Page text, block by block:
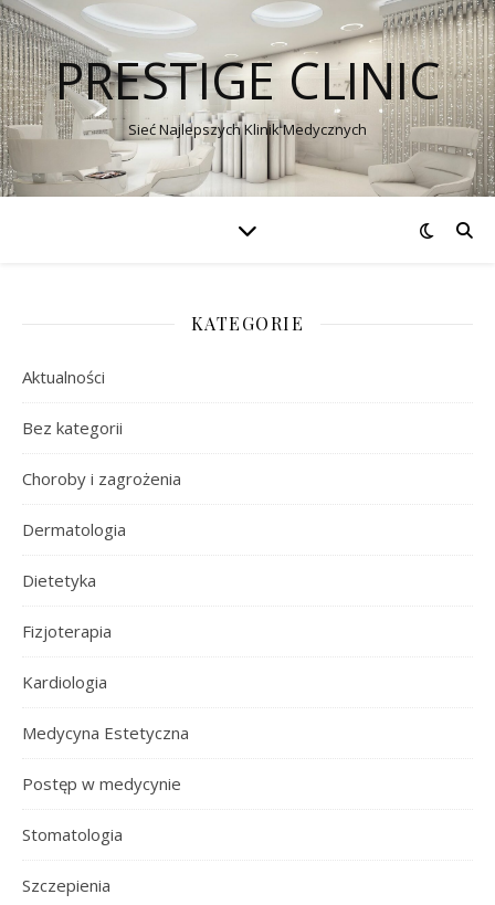
PRESTIGE CLINIC
Sieć Najlepszych Klinik Medycznych
KATEGORIE
Aktualności
Bez kategorii
Choroby i zagrożenia
Dermatologia
Dietetyka
Fizjoterapia
Kardiologia
Medycyna Estetyczna
Postęp w medycynie
Stomatologia
Szczepienia